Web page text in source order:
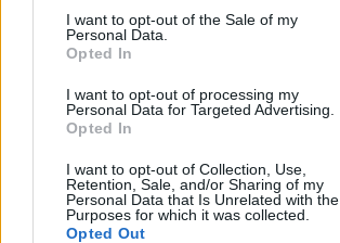
consent section.
I want to opt-out of the Sale of my
Personal Data.
Opted In
I want to opt-out of processing my
Personal Data for Targeted Advertising.
Opted In
I want to opt-out of Collection, Use,
Retention, Sale, and/or Sharing of my
Personal Data that Is Unrelated with the
Purposes for which it was collected.
Opted Out
Continua a leggere
HOCKEY